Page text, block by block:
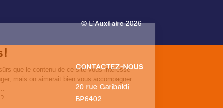
© L'Auxiliaire 2026
CONTACTEZ-NOUS
20 rue Garibaldi
BP6402
Les cookies !
vous intéresse avant de vous déranger, mais on
aimerait bien vous accompagner pendant votre